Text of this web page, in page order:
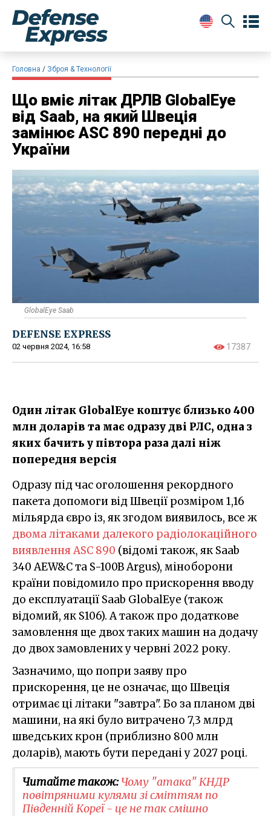
Головна Зброя & Технології
Що вміє літак ДРЛВ GlobalEye
від Saab, на який Швеція
замінює ASC 890 передні до
України
GlobalEye Saab
DEFENSE EXPRESS
02 червня 2024, 16:58 17387
Один літак GlobalEye коштує близько 400
млн доларів та має одразу дві РЛС, одна з
яких бачить у півтора раза далі ніж
попередня версія
Одразу під час оголошення рекордного
пакета допомоги від Швеції розміром 1,16
мільярда євро із, як згодом виявилось, все ж
двома літаками далекого радіолокаційного
виявлення ASC 890 (відомі також, як Saab
340 AEW&C та S-100B Argus), міноборони
країни повідомило про прискорення вводу
до експлуатації Saab GlobalEye (також
відомий, як S106). А також про додаткове
замовлення ще двох таких машин на додачу
до двох замовлених у червні 2022 року.
Зазначимо, що попри заяву про
прискорення, це не означає, що Швеція
отримає ці літаки "завтра". Бо за планом дві
машини, на які було витрачено 7,3 млрд
шведських крон (приблизно 800 млн
доларів), мають бути передані у 2027 році.
Читайте також:Чому "атака" КНДР
повітряними кулями зі сміттям по
Південній Кореї - це не так смішно